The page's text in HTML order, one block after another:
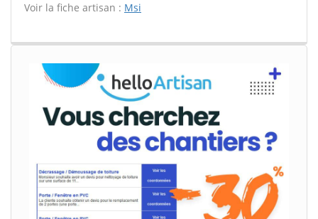
Voir la fiche artisan : Msi